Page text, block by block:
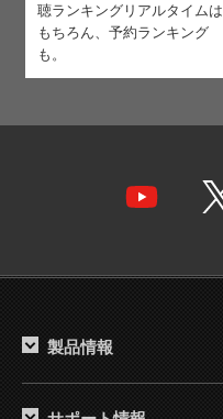
聴ランキング リアルタイムは
もちろん、予約ランキング
も。
製品情報